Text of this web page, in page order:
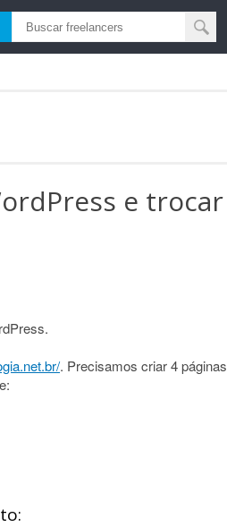
e trocar
. Precisamos criar 4 páginas